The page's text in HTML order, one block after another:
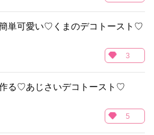
単可愛い♡くまのデコトースト♡
3
る♡あじさいデコトースト♡
5